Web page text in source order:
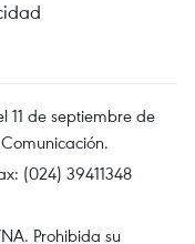
11 de septiembre de
(024) 39411348
Prohibida su